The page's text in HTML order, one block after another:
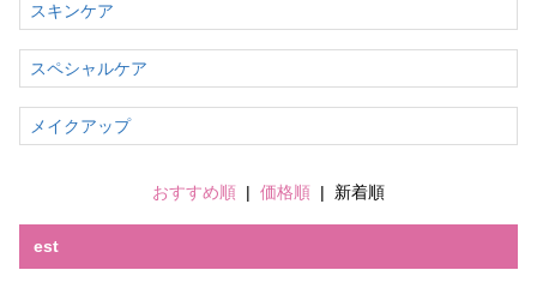
スキンケア
スペシャルケア
メイクアップ
おすすめ順 | 価格順 | 新着順
est